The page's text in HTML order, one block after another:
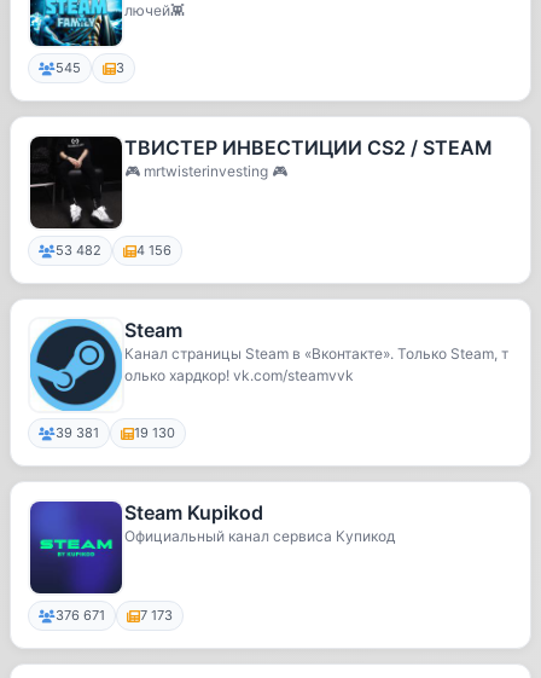
лючей👾
545 3
ТВИСТЕР ИНВЕСТИЦИИ CS2 / STEAM
🎮 mrtwisterinvesting 🎮
53 482 4 156
Steam
Канал страницы Steam в «Вконтакте». Только Steam, т
олько хардкор! vk.com/steamvvk
39 381 19 130
Steam Kupikod
Официальный канал сервиса Купикод
376 671 7 173